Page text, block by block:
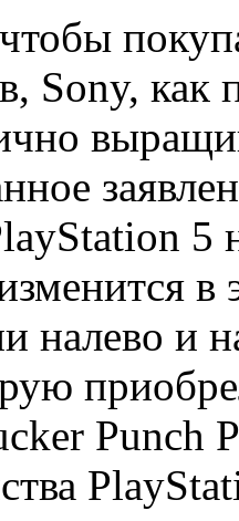
Sony, как
5
в
налево и
Punch